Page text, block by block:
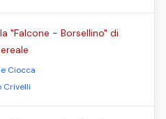
"Falcone - Borsellino" di
Ciocca
Crivelli